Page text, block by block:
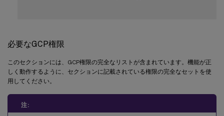
必要なGCP権限
このセクションには、GCP権限の完全なリストが含まれています。機能が正
しく動作するように、セクションに記載されている権限の完全なセットを使
用してください。
注: